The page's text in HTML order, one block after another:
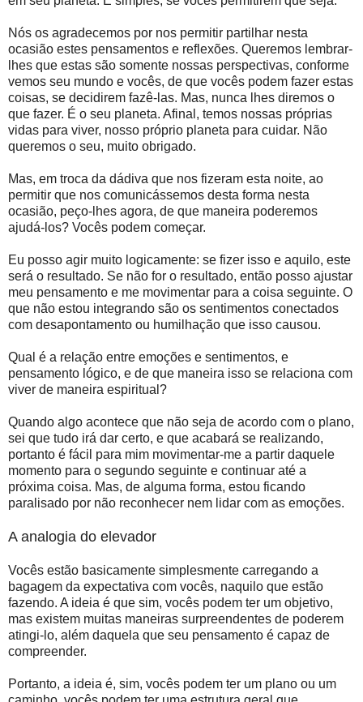
Nós os agradecemos por nos permitir partilhar nesta
ocasião estes pensamentos e reflexões. Queremos lembrar-
lhes que estas são somente nossas perspectivas, conforme
vemos seu mundo e vocês, de que vocês podem fazer estas
coisas, se decidirem fazê-las. Mas, nunca lhes diremos o
que fazer. É o seu planeta. Afinal, temos nossas próprias
vidas para viver, nosso próprio planeta para cuidar. Não
queremos o seu, muito obrigado.
Mas, em troca da dádiva que nos fizeram esta noite, ao
permitir que nos comunicássemos desta forma nesta
ocasião, peço-lhes agora, de que maneira poderemos
ajudá-los? Vocês podem começar.
Eu posso agir muito logicamente: se fizer isso e aquilo, este
será o resultado. Se não for o resultado, então posso ajustar
meu pensamento e me movimentar para a coisa seguinte. O
que não estou integrando são os sentimentos conectados
com desapontamento ou humilhação que isso causou.
Qual é a relação entre emoções e sentimentos, e
pensamento lógico, e de que maneira isso se relaciona com
viver de maneira espiritual?
Quando algo acontece que não seja de acordo com o plano,
sei que tudo irá dar certo, e que acabará se realizando,
portanto é fácil para mim movimentar-me a partir daquele
momento para o segundo seguinte e continuar até a
próxima coisa. Mas, de alguma forma, estou ficando
paralisado por não reconhecer nem lidar com as emoções.
A analogia do elevador
Vocês estão basicamente simplesmente carregando a
bagagem da expectativa com vocês, naquilo que estão
fazendo. A ideia é que sim, vocês podem ter um objetivo,
mas existem muitas maneiras surpreendentes de poderem
atingi-lo, além daquela que seu pensamento é capaz de
compreender.
Portanto, a ideia é, sim, vocês podem ter um plano ou um